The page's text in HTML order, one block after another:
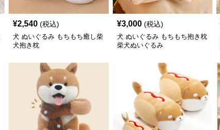
¥2,540 (税込)
犬 ぬいぐるみ もちもち癒し柴
犬抱き枕
¥3,000 (税込)
犬 ぬいぐるみ もちもち抱き枕
柴犬ぬいぐるみ